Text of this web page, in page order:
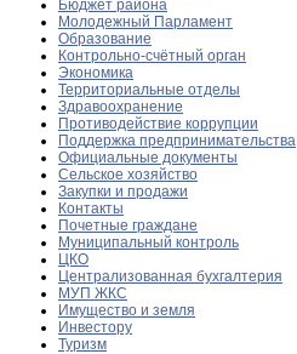
Бюджет района
Молодежный Парламент
Образование
Контрольно-счётный орган
Экономика
Территориальные отделы
Здравоохранение
Противодействие коррупции
Поддержка предпринимательства
Официальные документы
Сельское хозяйство
Закупки и продажи
Контакты
Почетные граждане
Муниципальный контроль
ЦКО
Централизованная бухгалтерия
МУП ЖКС
Имущество и земля
Инвестору
Туризм